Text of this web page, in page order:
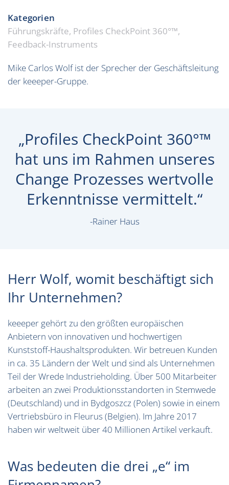
Kategorien
Führungskräfte, Profiles CheckPoint 360°™,
Feedback-Instruments
Mike Carlos Wolf ist der Sprecher der Geschäftsleitung
der keeeper-Gruppe.
„Profiles CheckPoint 360°™
hat uns im Rahmen unseres
Change Prozesses wertvolle
Erkenntnisse vermittelt.“
-Rainer Haus
Herr Wolf, womit beschäftigt sich
Ihr Unternehmen?
keeeper gehört zu den größten europäischen
Anbietern von innovativen und hochwertigen
Kunststoff-Haushaltsprodukten. Wir betreuen Kunden
in ca. 35 Ländern der Welt und sind als Unternehmen
Teil der Wrede Industrieholding. Über 500 Mitarbeiter
arbeiten an zwei Produktionsstandorten in Stemwede
(Deutschland) und in Bydgoszcz (Polen) sowie in einem
Vertriebsbüro in Fleurus (Belgien). Im Jahre 2017
haben wir weltweit über 40 Millionen Artikel verkauft.
Was bedeuten die drei „e“ im